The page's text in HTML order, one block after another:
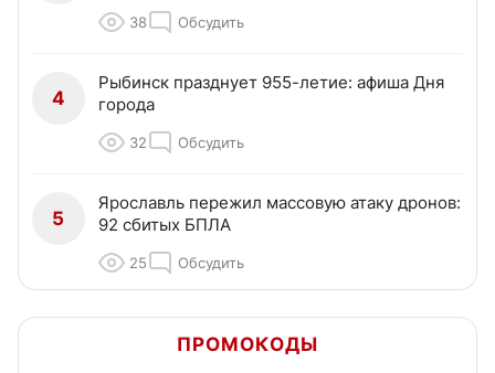
38 Обсудить
4
Рыбинск празднует 955-летие: афиша Дня
города
32 Обсудить
5
Ярославль пережил массовую атаку дронов:
92 сбитых БПЛА
25 Обсудить
ПРОМОКОДЫ